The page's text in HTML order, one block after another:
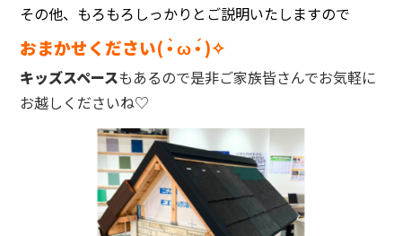
その他、もろもろしっかりとご説明いたしますので
おまかせください( •̀ ω •́ )✧
キッズスペースもあるので是非ご家族皆さんでお気軽に
お越しくださいね♡